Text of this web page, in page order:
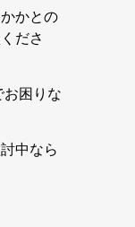
かとの
ださ
お困りな
中なら